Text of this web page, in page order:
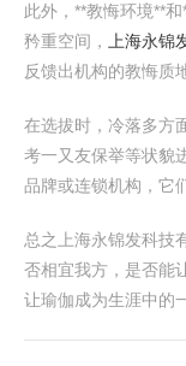
此外，**教悔环境**
矜重空间，
上海永锦
反馈出机构的教悔质
在选拔时，冷落多方
考一又友保举等状貌
品牌或连锁机构，它
总之上海永锦发科技
否相宜我方，是否能
让瑜伽成为生涯中的